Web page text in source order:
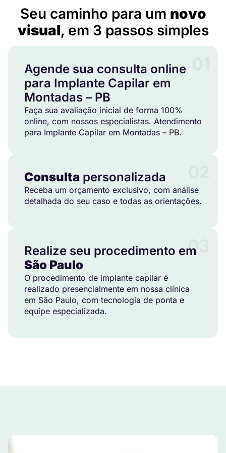
Seu caminho para um novo
visual, em 3 passos simples
Agende sua consulta online
para Implante Capilar em
Montadas – PB
Faça sua avaliação inicial de forma 100%
online, com nossos especialistas. Atendimento
para Implante Capilar em Montadas – PB.
Consulta personalizada
Receba um orçamento exclusivo, com análise
detalhada do seu caso e todas as orientações.
03
Realize seu procedimento em
São Paulo
O procedimento de implante capilar é
realizado presencialmente em nossa clínica
em São Paulo, com tecnologia de ponta e
equipe especializada.